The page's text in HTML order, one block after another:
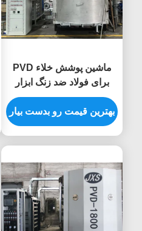
ماشین پوشش خلاء PVD
برای فولاد ضد زنگ ابزار
برش فلزی ایمن برای غذا
بهترین قیمت رو بدست بیار